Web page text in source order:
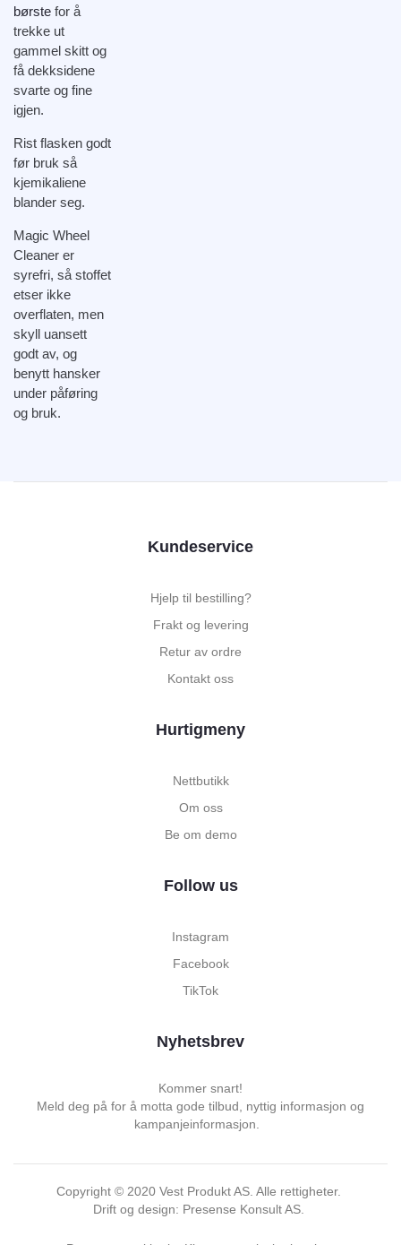
børste for å
trekke ut
gammel skitt og
få dekksidene
svarte og fine
igjen.
Rist flasken godt
før bruk så
kjemikaliene
blander seg.
Magic Wheel
Cleaner er
syrefri, så stoffet
etser ikke
overflaten, men
skyll uansett
godt av, og
benytt hansker
under påføring
og bruk.
Kundeservice
Hjelp til bestilling?
Frakt og levering
Retur av ordre
Kontakt oss
Hurtigmeny
Nettbutikk
Om oss
Be om demo
Follow us
Instagram
Facebook
TikTok
Nyhetsbrev
Kommer snart!
Meld deg på for å motta gode tilbud, nyttig informasjon og
kampanjeinformasjon.
Copyright © 2020 Vest Produkt AS. Alle rettigheter.
Drift og design: Presense Konsult AS.